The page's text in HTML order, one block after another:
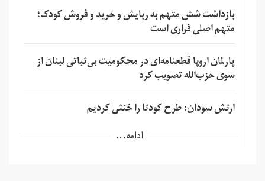
بازداشت شش متهم به ربایش و خرید و فروش کودک؛
متهم اصلی فراری است
پارلمان اروپا قطعنامه‌ای در محکومیت بی‌ثباتی لبنان از
سوی حزب‌الله تصویب کرد
ارتش سودان: طرح کودتا را خنثی کردیم
ادامه...